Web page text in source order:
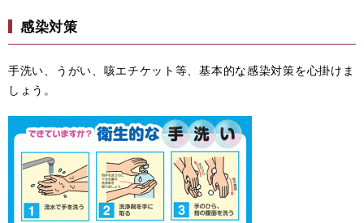
感染対策
手洗い、うがい、咳エチケット等、基本的な感染対策を心掛けま
しょう。